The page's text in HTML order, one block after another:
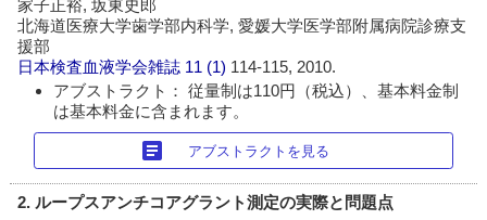
家子正裕, 坂東史郎
北海道医療大学歯学部内科学, 愛媛大学医学部附属病院診療支
援部
日本検査血液学会雑誌 11 (1) 114-115, 2010.
アブストラクト： 従量制は110円（税込）、基本料金制
は基本料金に含まれます。
article アブストラクトを見る
2. ループスアンチコアグラント測定の実際と問題点